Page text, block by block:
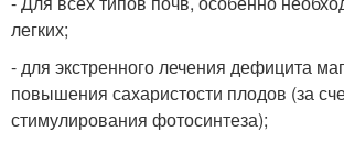
легких;
- для экстренного лечения дефицита
повышения сахаристости плодов (за
стимулирования фотосинтеза);